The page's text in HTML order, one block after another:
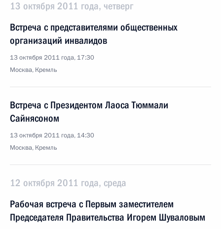
13 октября 2011 года, четверг
Встреча с представителями общественных
организаций инвалидов
13 октября 2011 года, 17:30
Москва, Кремль
Встреча с Президентом Лаоса Тюммали
Сайнясоном
13 октября 2011 года, 14:30
Москва, Кремль
12 октября 2011 года, среда
Рабочая встреча с Первым заместителем
Председателя Правительства Игорем Шуваловым